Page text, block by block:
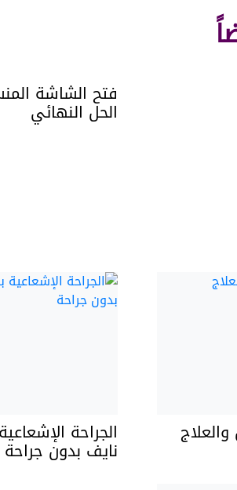
فتح الشاشة
الحل النهائي
الجراحة
نايف بدون جراحة